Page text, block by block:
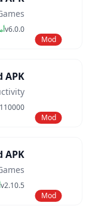
Mod
v6.0.0
Mod
Mod
APK
v2.10.5